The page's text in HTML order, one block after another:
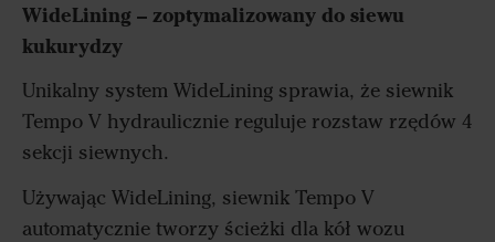
WideLining – zoptymalizowany do siewu
kukurydzy
Unikalny system WideLining sprawia, że siewnik
Tempo V hydraulicznie reguluje rozstaw rzędów 4
sekcji siewnych.
Używając WideLining, siewnik Tempo V
automatycznie tworzy ścieżki dla kół wozu